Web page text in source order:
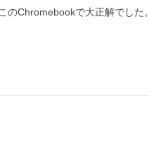
Chromebookで大正解でした。